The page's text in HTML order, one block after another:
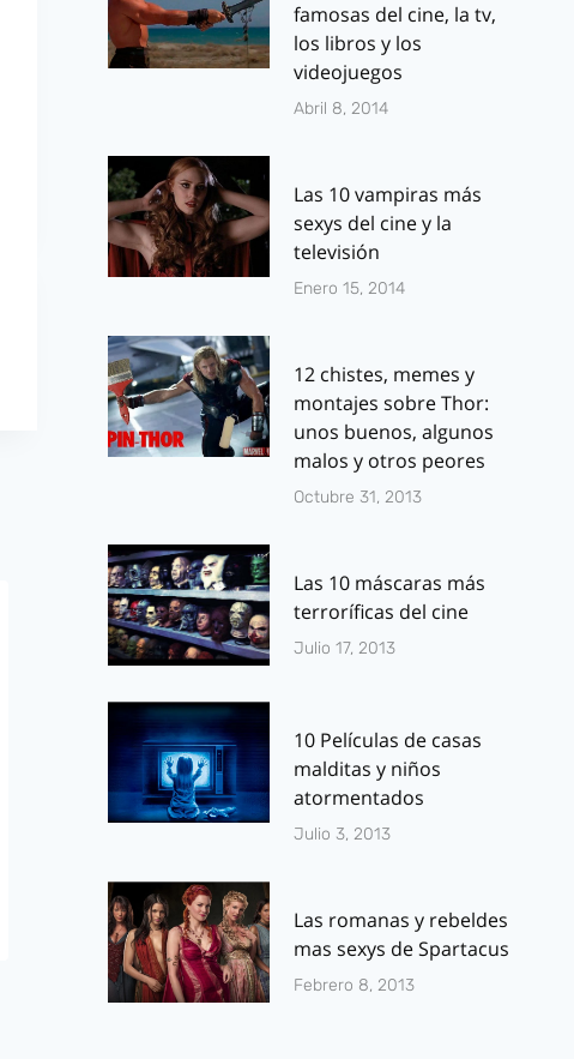
Seis películas de
fantasía y ciencia
ficción que
esperan reventar
la taquilla en
2016
diciembre 16, 2015
Por
J.J. González
septiembre 27,
famosas del cine, la tv,
los libros y los
videojuegos
Abril 8, 2014
Las 10 vampiras más
sexys del cine y la
televisión
Enero 15, 2014
12 chistes, memes y
montajes sobre Thor:
unos buenos, algunos
malos y otros peores
Octubre 31, 2013
Las 10 máscaras más
terroríficas del cine
Julio 17, 2013
10 Películas de casas
malditas y niños
atormentados
Julio 3, 2013
Las romanas y rebeldes
mas sexys de Spartacus
Febrero 8, 2013